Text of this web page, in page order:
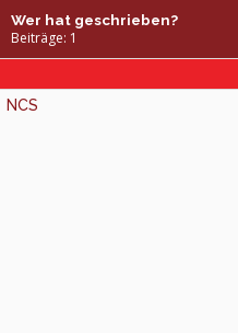
Wer hat geschrieben?
Beiträge: 1
NCS